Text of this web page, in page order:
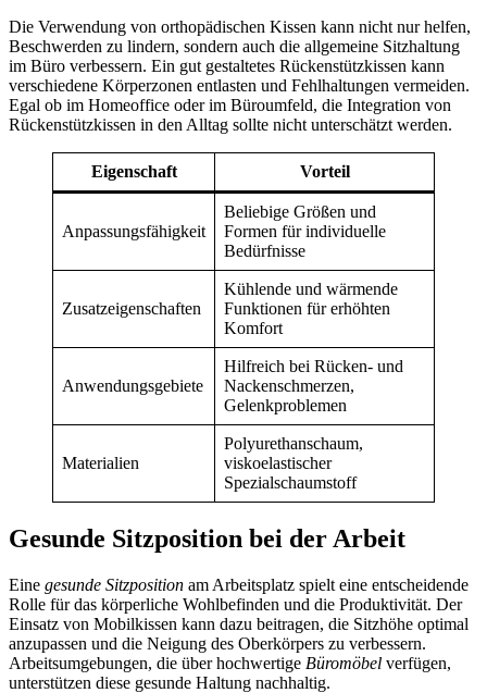
Die Verwendung von orthopädischen Kissen kann nicht nur helfen,
Beschwerden zu lindern, sondern auch die allgemeine Sitzhaltung
im Büro verbessern. Ein gut gestaltetes Rückenstützkissen kann
verschiedene Körperzonen entlasten und Fehlhaltungen vermeiden.
Egal ob im Homeoffice oder im Büroumfeld, die Integration von
Rückenstützkissen in den Alltag sollte nicht unterschätzt werden.
Eigenschaft Vorteil
Anpassungsfähigkeit
Beliebige Größen und
Formen für individuelle
Bedürfnisse
Zusatzeigenschaften
Kühlende und wärmende
Funktionen für erhöhten
Komfort
Anwendungsgebiete
Hilfreich bei Rücken- und
Nackenschmerzen,
Gelenkproblemen
Materialien
Polyurethanschaum,
viskoelastischer
Spezialschaumstoff
Gesunde Sitzposition bei der Arbeit
Eine gesunde Sitzposition am Arbeitsplatz spielt eine entscheidende
Rolle für das körperliche Wohlbefinden und die Produktivität. Der
Einsatz von Mobilkissen kann dazu beitragen, die Sitzhöhe optimal
anzupassen und die Neigung des Oberkörpers zu verbessern.
Arbeitsumgebungen, die über hochwertige Büromöbel verfügen,
unterstützen diese gesunde Haltung nachhaltig.